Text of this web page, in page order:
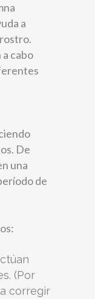
a
cabo
De
una
de
(Por
corregir